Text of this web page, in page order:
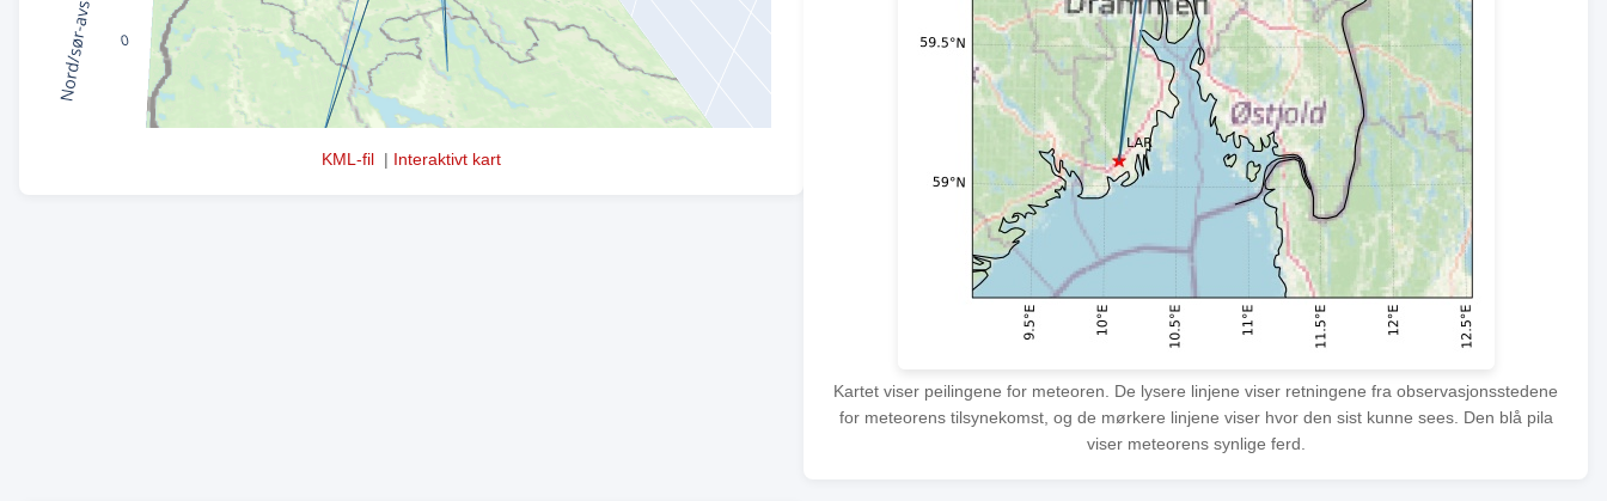
KML-fil | Interaktivt kart
Kartet viser peilingene for meteoren. De lysere linjene viser retningene fra observasjonsstedene
for meteorens tilsynekomst, og de mørkere linjene viser hvor den sist kunne sees. Den blå pila
viser meteorens synlige ferd.